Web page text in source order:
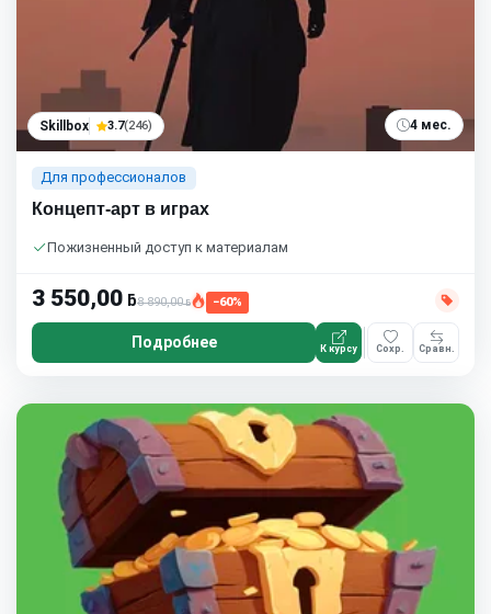
Skillbox 3.7(246) 4 мес.
Для профессионалов
Концепт-арт в играх
Пожизненный доступ к материалам
3 550,00 ƃ8 890,00ƃ −60%
Подробнее К курсу Сохр. Сравн.